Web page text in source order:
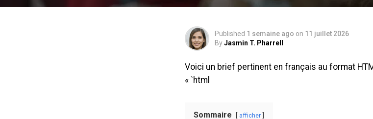
Published 1 semaine ago on 11 juillet 2026
ByJasmin T. Pharrell
Voici un brief pertinent en français au format
« `html
Sommaire afficher